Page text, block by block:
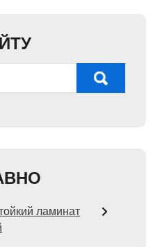
ламинат